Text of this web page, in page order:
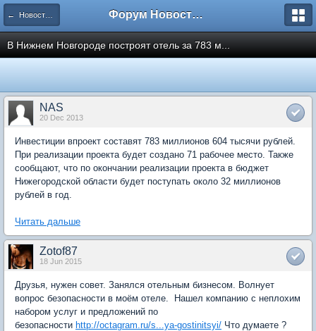
← Новости рынка недвижимости Форум Новостройки
В Нижнем Новгороде построят отель за 783 м...
NAS
20 Dec 2013
Инвестиции впроект составят 783 миллионов 604 тысячи рублей.
При реализации проекта будет создано 71 рабочее место. Также
сообщают, что по окончании реализации проекта в бюджет
Нижегородской области будет поступать около 32 миллионов
рублей в год.
Читать дальше
Zotof87
18 Jun 2015
Друзья, нужен совет. Занялся отельным бизнесом. Волнует
вопрос безопасности в моём отеле. Нашел компанию с неплохим
набором услуг и предложений по
безопасности http://octagram.ru/s...ya-gostinitsyi/ Что думаете ?